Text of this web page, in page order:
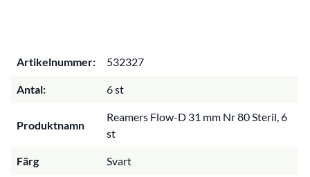
Artikelnummer: 532327
Antal: 6 st
Produktnamn
Reamers Flow-D 31 mm Nr 80 Steril, 6
st
Färg Svart